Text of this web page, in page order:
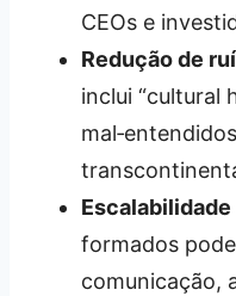
CEOs e
Redução de
inclui “cultural
Escalabilidade
formados
comunicação,